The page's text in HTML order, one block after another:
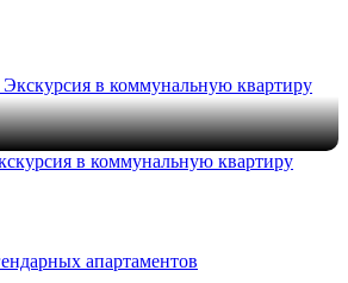
в коммунальную квартиру
апартаментов